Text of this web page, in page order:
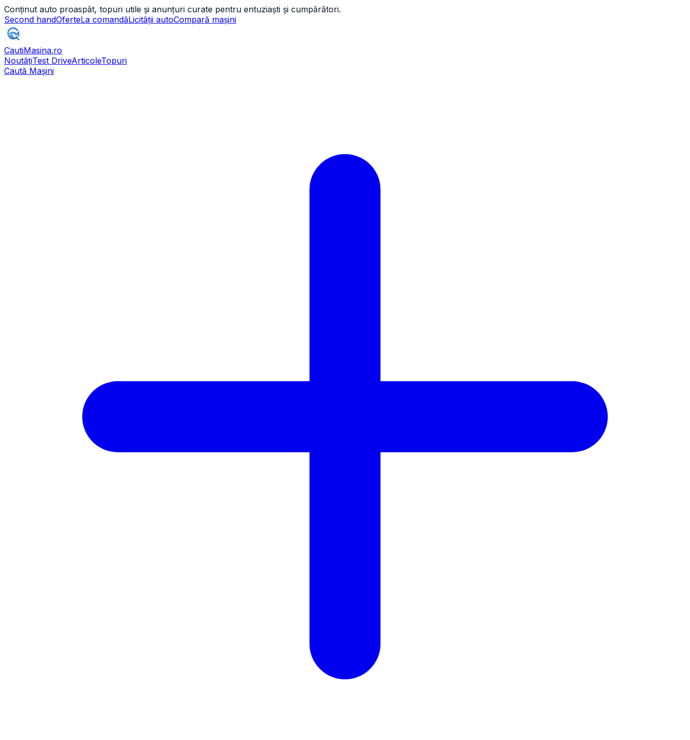
Conținut auto proaspăt, topuri utile și anunțuri curate pentru entuziaști și cumpărători.
Second handOferteLa comandăLicității autoCompară mașini
CautiMasina.ro
NoutățiTest DriveArticoleTopuri
Caută Mașini